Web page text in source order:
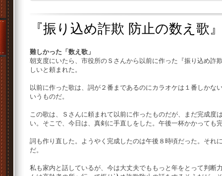
『振り込め詐欺 防止の数え歌
難しかった「数え歌」
朝支度にいたら、市役所のＳさんから以前に作った『振り込め詐
しいと頼まれた。
以前に作った歌は、詞が２番まであるのにカラオケは１番しかな
いうものだ。
この歌は、Ｓさんに頼まれて以前に作ったものだが、まだ完成度
い。そこで、今日は、真剣に手直しをした。午後一杯かかっても
詞も作り直した。ようやく完成したのは午後８時頃だった。それ
だ。
私も家内と話しているが、今は大丈夫でももっと年をとって判断